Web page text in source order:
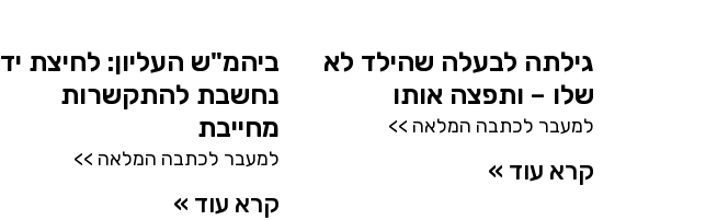
גילתה לבעלה שהילד לא
שלו – ותפצה אותו
למעבר לכתבה המלאה >>
קרא עוד »
ביהמ"ש העליון: לחיצת יד
נחשבת להתקשרות
מחייבת
למעבר לכתבה המלאה >>
קרא עוד »